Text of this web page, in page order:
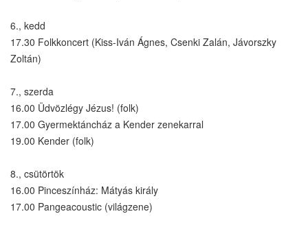
6., kedd
17.30 Folkkoncert (Kiss-Iván Ágnes, Csenki Zalán, Jávorszky
Zoltán)
7., szerda
16.00 Üdvözlégy Jézus! (folk)
17.00 Gyermektáncház a Kender zenekarral
19.00 Kender (folk)
8., csütörtök
16.00 Pinceszínház: Mátyás király
17.00 Pangeacoustic (világzene)